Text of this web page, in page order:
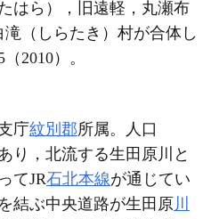
はら），旧遠軽，丸瀬布
滝（しらたき）村が合体し
2010）。
庁紋別郡所属。人口
り，北流する生田原川と
てJR石北本線が通じてい
結ぶ中央道路が生田原 川